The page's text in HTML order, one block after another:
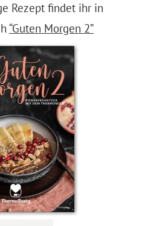
Rezept findet ihr in
“Guten Morgen 2”